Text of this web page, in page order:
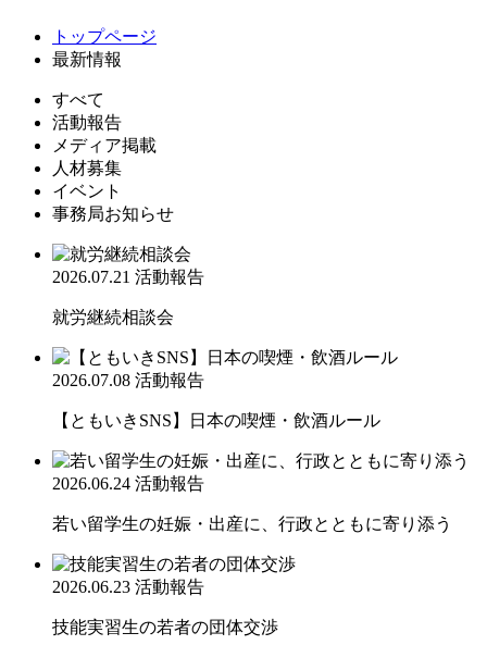
トップページ
最新情報
すべて
活動報告
メディア掲載
人材募集
イベント
事務局お知らせ
2026.07.21 活動報告
就労継続相談会
2026.07.08 活動報告
【ともいきSNS】日本の喫煙・飲酒ルール
2026.06.24 活動報告
若い留学生の妊娠・出産に、行政とともに寄り添う
2026.06.23 活動報告
技能実習生の若者の団体交渉